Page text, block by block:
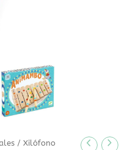
/ Xilófono